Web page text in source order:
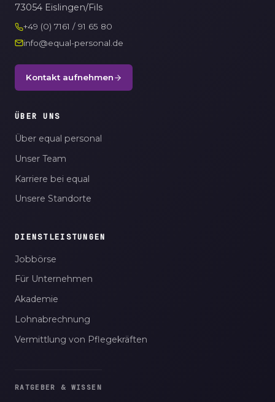
73054 Eislingen/Fils
+49 (0) 7161 / 91 65 80
info@equal-personal.de
Kontakt aufnehmen
ÜBER UNS
Über equal personal
Unser Team
Karriere bei equal
Unsere Standorte
DIENSTLEISTUNGEN
Jobbörse
Für Unternehmen
Akademie
Lohnabrechnung
Vermittlung von Pflegekräften
RATGEBER & WISSEN